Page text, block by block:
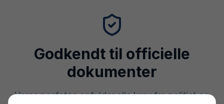
Godkendt til officielle
dokumenter
Vores pasfotos opfylder alle krav fra politiet og